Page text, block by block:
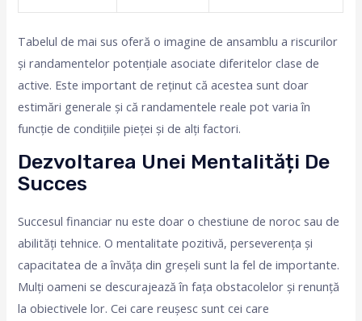
Tabelul de mai sus oferă o imagine de ansamblu a riscurilor
și randamentelor potențiale asociate diferitelor clase de
active. Este important de reținut că acestea sunt doar
estimări generale și că randamentele reale pot varia în
funcție de condițiile pieței și de alți factori.
Dezvoltarea Unei Mentalități De
Succes
Succesul financiar nu este doar o chestiune de noroc sau de
abilități tehnice. O mentalitate pozitivă, perseverența și
capacitatea de a învăța din greșeli sunt la fel de importante.
Mulți oameni se descurajează în fața obstacolelor și renunță
la obiectivele lor. Cei care reușesc sunt cei care